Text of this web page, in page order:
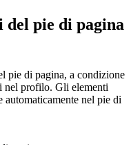
del pie di pagina
pie di pagina, a condizione
nel profilo. Gli elementi
automaticamente nel pie di